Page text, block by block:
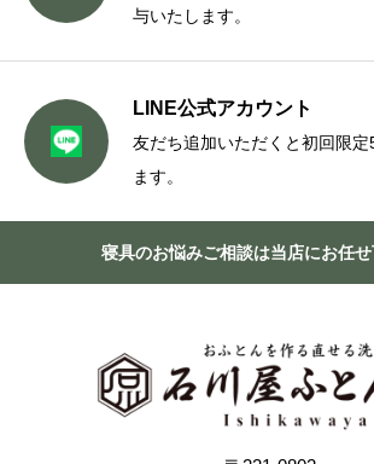
与いたします。
LINE公式アカウント
友だち追加いただくと初回限
ます。
寝具のお悩みご相談は当店にお任せ